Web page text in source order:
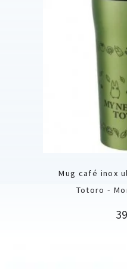
Mug café inox
Totoro -